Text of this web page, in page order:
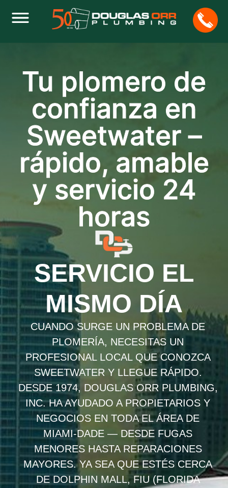
Tu plomero de
confianza en
Sweetwater –
rápido, amable
y servicio 24
horas
SERVICIO EL
MISMO DÍA
CUANDO SURGE UN PROBLEMA DE
PLOMERÍA, NECESITAS UN
PROFESIONAL LOCAL QUE CONOZCA
SWEETWATER Y LLEGUE RÁPIDO.
DESDE 1974, DOUGLAS ORR PLUMBING,
INC. HA AYUDADO A PROPIETARIOS Y
NEGOCIOS EN TODA EL ÁREA DE
MIAMI-DADE — DESDE FUGAS
MENORES HASTA REPARACIONES
MAYORES. YA SEA QUE ESTÉS CERCA
DE DOLPHIN MALL, FIU (FLORIDA